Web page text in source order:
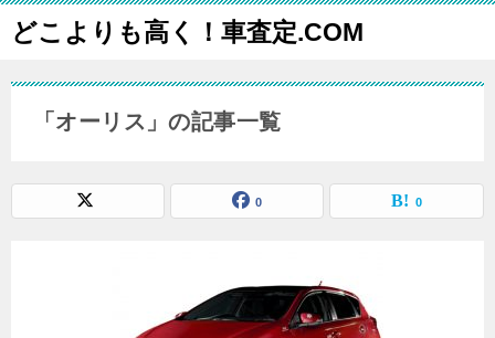
どこよりも高く！車査定.COM
「オーリス」の記事一覧
0 0